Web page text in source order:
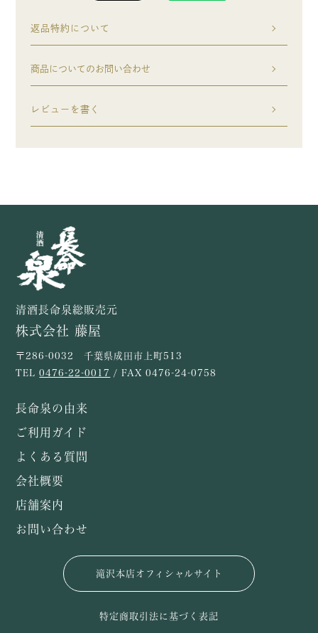
返品特約について
商品についてのお問い合わせ
レビューを書く
清酒長命泉総販売元
株式会社 藤屋
〒286-0032 千葉県成田市上町513
TEL0476-22-0017 / FAX 0476-24-0758
長命泉の由来
ご利用ガイド
よくある質問
会社概要
店舗案内
お問い合わせ
滝沢本店オフィシャルサイト
特定商取引法に基づく表記